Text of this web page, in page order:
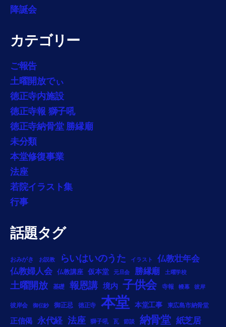
降誕会
カテゴリー
ご報告
土曜開放でぃ
徳正寺内施設
徳正寺報 獅子吼
徳正寺納骨堂 勝縁廟
未分類
本堂修復事業
法座
若院イラスト集
行事
話題タグ
おみがき お説教 らいはいのうた イラスト
仏教壮年会
仏教婦人会
仏教講座 仮本堂 元旦会 勝縁廟 土曜学校
土曜開放 基礎 報恩講 境内 子供会 寺報 幔幕 彼岸
彼岸会 御伝鈔 御正忌 徳正寺 本堂 本堂工事 東広島市納骨堂
正信偈 永代経 法座 獅子吼 瓦 節談 納骨堂 紙芝居